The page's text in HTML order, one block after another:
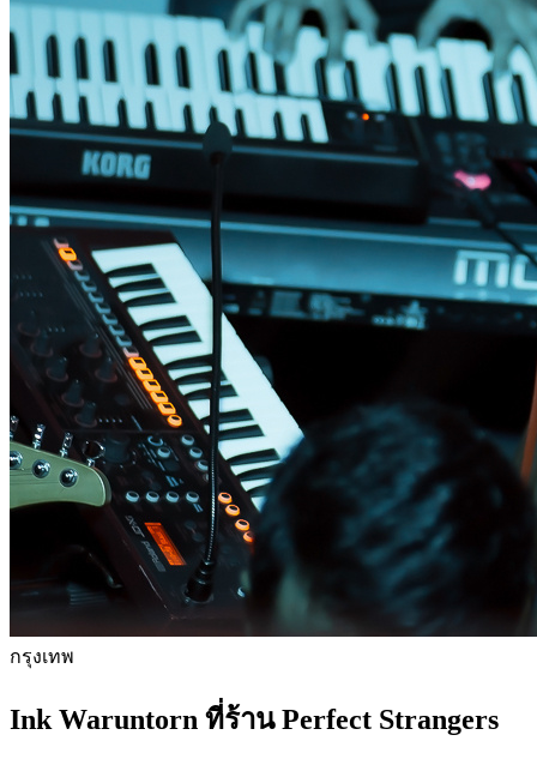
กรุงเทพ
Ink Waruntorn ที่ร้าน Perfect Strangers